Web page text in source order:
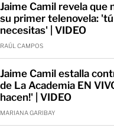
Jaime Camil revela que
su primer telenovela:
necesitas' | VIDEO
RAÚL CAMPOS
Jaime Camil estalla
de La Academia EN
hacen!' | VIDEO
MARIANA GARIBAY